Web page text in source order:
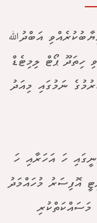
އަބްދުﷲ
ހިތަދޫ ޕޯޓް ލިމިޓެޑް
ނަމުގައި މިއަދު
ހަ އަހަރާއި ހަ
އޮފިސަރު މުހައްމަދު
މަސައްކަތްކުރި